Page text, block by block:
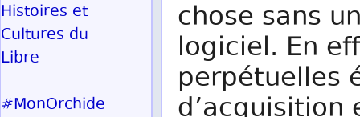
chose sans
logiciel. En
perpétuelles
Histoires et
Cultures du
Libre
#MonOrchide